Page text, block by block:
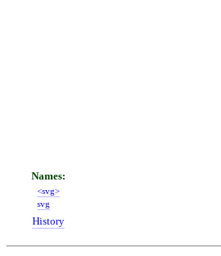
<svg>
svg
History